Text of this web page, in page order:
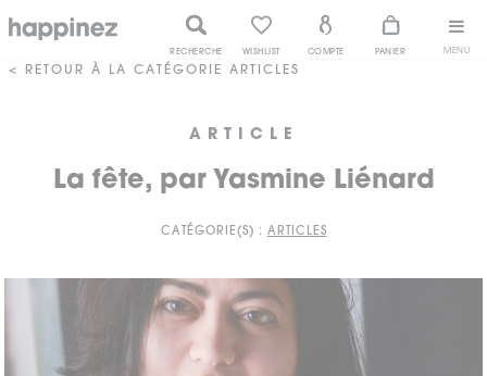
MENU
RECHERCHE WISHLIST COMPTE PANIER
< RETOUR À LA CATÉGORIE ARTICLES
ARTICLE
La fête, par Yasmine Liénard
CATÉGORIE(S) : ARTICLES